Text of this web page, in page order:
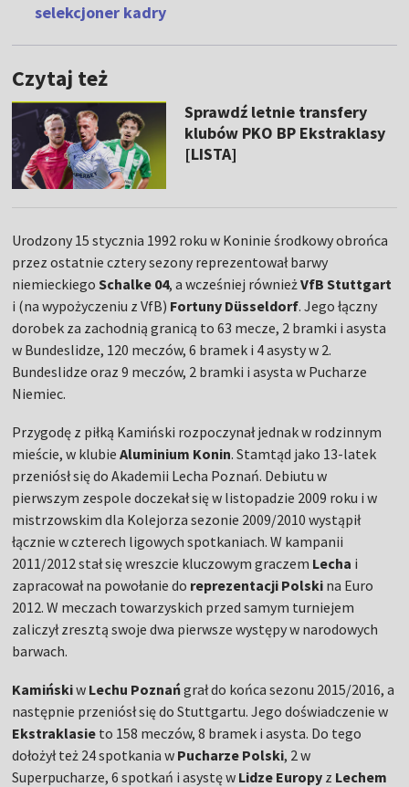
selekcjoner kadry
Czytaj też
Sprawdź letnie transfery
klubów PKO BP Ekstraklasy
[LISTA]
Urodzony 15 stycznia 1992 roku w Koninie środkowy obrońca
przez ostatnie cztery sezony reprezentował barwy
niemieckiegoSchalke 04, a wcześniej równieżVfB Stuttgart
i (na wypożyczeniu z VfB) Fortuny Düsseldorf. Jego łączny
dorobek za zachodnią granicą to 63 mecze, 2 bramki i asysta
w Bundeslidze, 120 meczów, 6 bramek i 4 asysty w 2.
Bundeslidze oraz 9 meczów, 2 bramki i asysta w Pucharze
Niemiec.
Przygodę z piłką Kamiński rozpoczynał jednak w rodzinnym
mieście, w klubieAluminium Konin. Stamtąd jako 13-latek
przeniósł się do Akademii Lecha Poznań. Debiutu w
pierwszym zespole doczekał się w listopadzie 2009 roku i w
mistrzowskim dla Kolejorza sezonie 2009/2010 wystąpił
łącznie w czterech ligowych spotkaniach. W kampanii
2011/2012 stał się wreszcie kluczowym graczem Lecha i
zapracował na powołanie do reprezentacji Polski na Euro
2012. W meczach towarzyskich przed samym turniejem
zaliczył zresztą swoje dwa pierwsze występy w narodowych
barwach.
Kamińskiw Lechu Poznańgrał do końca sezonu 2015/2016, a
następnie przeniósł się do Stuttgartu. Jego doświadczenie w
Ekstraklasie to 158 meczów, 8 bramek i asysta. Do tego
dołożył też 24 spotkania w Pucharze Polski, 2 w
Superpucharze, 6 spotkań i asystę w Lidze Europy z Lechem